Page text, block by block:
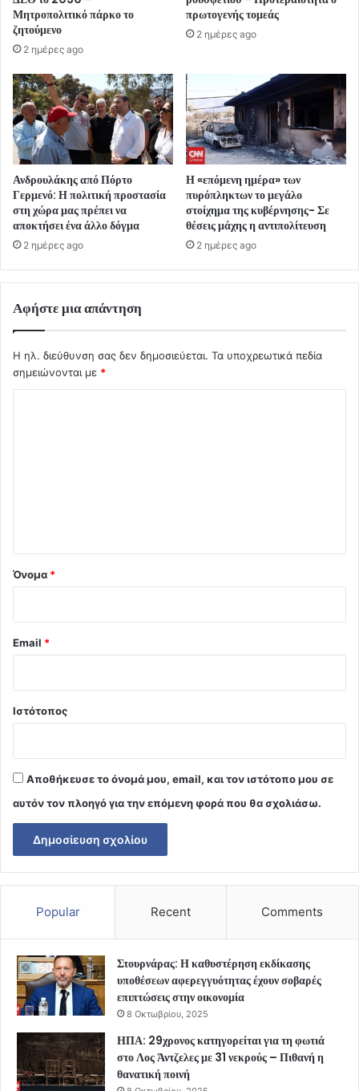
Μητροπολιτικό πάρκο το
ζητούμενο
2 ημέρες ago
πρωτογενής τομεάς
2 ημέρες ago
Ανδρουλάκης από Πόρτο
Γερμενό: Η πολιτική προστασία
στη χώρα μας πρέπει να
αποκτήσει ένα άλλο δόγμα
2 ημέρες ago
Η «επόμενη ημέρα» των
πυρόπληκτων το μεγάλο
στοίχημα της κυβέρνησης- Σε
θέσεις μάχης η αντιπολίτευση
2 ημέρες ago
Αφήστε μια απάντηση
Η ηλ. διεύθυνση σας δεν δημοσιεύεται. Τα υποχρεωτικά πεδία
σημειώνονται με *
Όνομα *
Email *
Ιστότοπος
Αποθήκευσε το όνομά μου, email, και τον ιστότοπο μου σε
αυτόν τον πλοηγό για την επόμενη φορά που θα σχολιάσω.
Popular Recent Comments
Στουρνάρας: Η καθυστέρηση εκδίκασης
υποθέσεων αφερεγγυότητας έχουν σοβαρές
επιπτώσεις στην οικονομία
8 Οκτωβρίου, 2025
ΗΠΑ: 29χρονος κατηγορείται για τη φωτιά
στο Λος Άντζελες με 31 νεκρούς – Πιθανή η
θανατική ποινή